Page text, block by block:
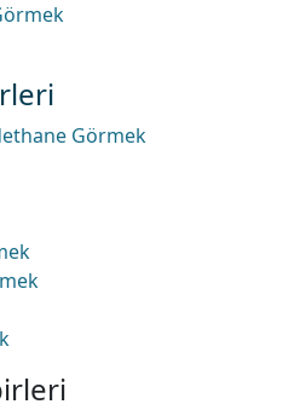
Görmek